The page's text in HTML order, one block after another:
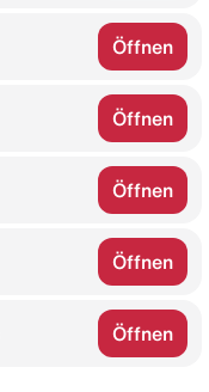
Öffnen
Öffnen
Öffnen
Öffnen
Öffnen